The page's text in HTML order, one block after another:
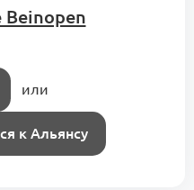
Beinopen
или
к Альянсу